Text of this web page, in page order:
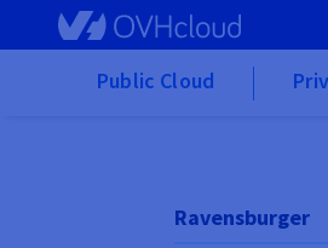
Skip to main content
Public Cloud
Ravensburger